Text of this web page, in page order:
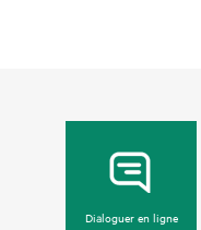
Dialoguer en ligne